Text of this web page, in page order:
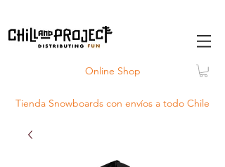
Online Shop
Tienda Snowboards con envíos a todo Chile